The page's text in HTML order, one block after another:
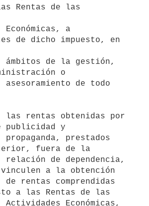
Rentas de las
de dicho impuesto, en
o
publicidad y
fuera de la
a la obtención
a las Rentas de las